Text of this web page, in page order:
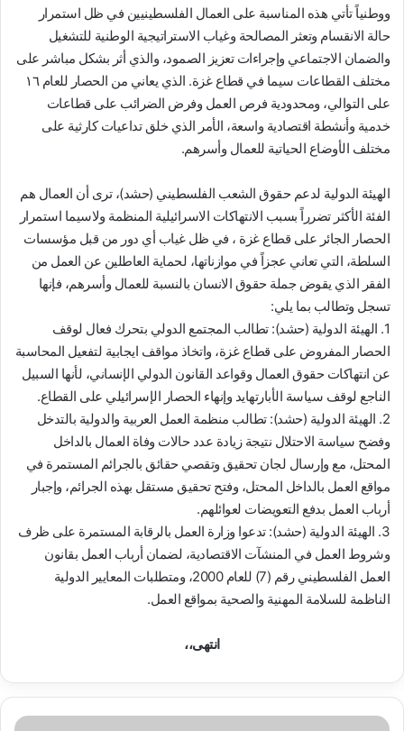
ووطنياً تأتي هذه المناسبة على العمال الفلسطينيين في ظل استمرار
حالة الانقسام وتعثر المصالحة وغياب الاستراتيجية الوطنية للتشغيل
والضمان الاجتماعي وإجراءات تعزيز الصمود، والذي أثر بشكل مباشر على
مختلف القطاعات سيما في قطاع غزة. الذي يعاني من الحصار للعام ١٦
على التوالي، ومحدودية فرص العمل وفرض الضرائب على قطاعات
خدمية وأنشطة اقتصادية واسعة، الأمر الذي خلق تداعيات كارثية على
مختلف الأوضاع الحياتية للعمال وأسرهم.
الهيئة الدولية لدعم حقوق الشعب الفلسطيني (حشد)، ترى أن العمال هم
الفئة الأكثر تضرراً بسبب الانتهاكات الاسرائيلية المنظمة ولاسيما استمرار
الحصار الجائر على قطاع غزة ، في ظل غياب أي دور من قبل مؤسسات
السلطة، التي تعاني عجزاً في موازناتها، لحماية العاطلين عن العمل من
الفقر الذي يقوض جملة حقوق الانسان بالنسبة للعمال وأسرهم، فإنها
تسجل وتطالب بما يلي:
1. الهيئة الدولية (حشد): تطالب المجتمع الدولي بتحرك فعال لوقف
الحصار المفروض على قطاع غزة، واتخاذ مواقف ايجابية لتفعيل المحاسبة
عن انتهاكات حقوق العمال وقواعد القانون الدولي الإنساني، لأنها السبيل
الناجع لوقف سياسة الأبارتهايد وإنهاء الحصار الإسرائيلي على القطاع.
2. الهيئة الدولية (حشد): تطالب منظمة العمل العربية والدولية بالتدخل
وفضح سياسة الاحتلال نتيجة زيادة عدد حالات وفاة العمال بالداخل
المحتل، مع وإرسال لجان تحقيق وتقصي حقائق بالجرائم المستمرة في
مواقع العمل بالداخل المحتل، وفتح تحقيق مستقل بهذه الجرائم، وإجبار
أرباب العمل بدفع التعويضات لعوائلهم.
3. الهيئة الدولية (حشد): تدعوا وزارة العمل بالرقابة المستمرة على ظرف
وشروط العمل في المنشآت الاقتصادية، لضمان أرباب العمل بقانون
العمل الفلسطيني رقم (7) للعام 2000، ومتطلبات المعايير الدولية
الناظمة للسلامة المهنية والصحية بمواقع العمل.
انتهى،،
ا